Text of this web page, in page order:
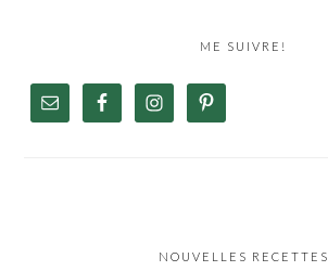
ME SUIVRE!
NOUVELLES RECETTES